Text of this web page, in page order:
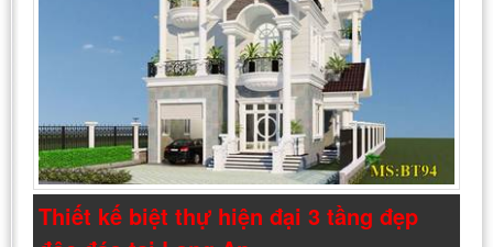
Thiết kế biệt thự hiện đại 3 tầng đẹp